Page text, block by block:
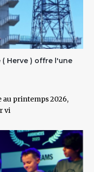
Herve ) offre l'une
printemps 2026,
vi